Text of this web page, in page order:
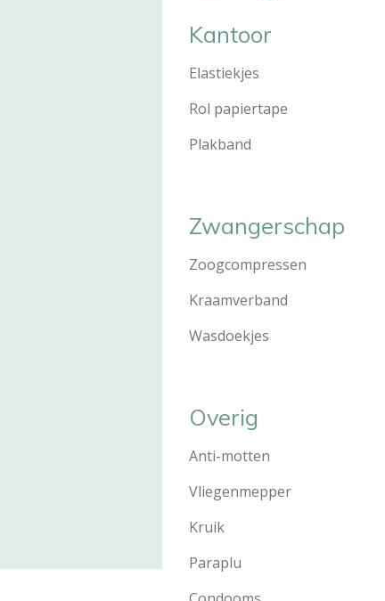
Kantoor
Rol
Zwangerschap
Overig
Anti-